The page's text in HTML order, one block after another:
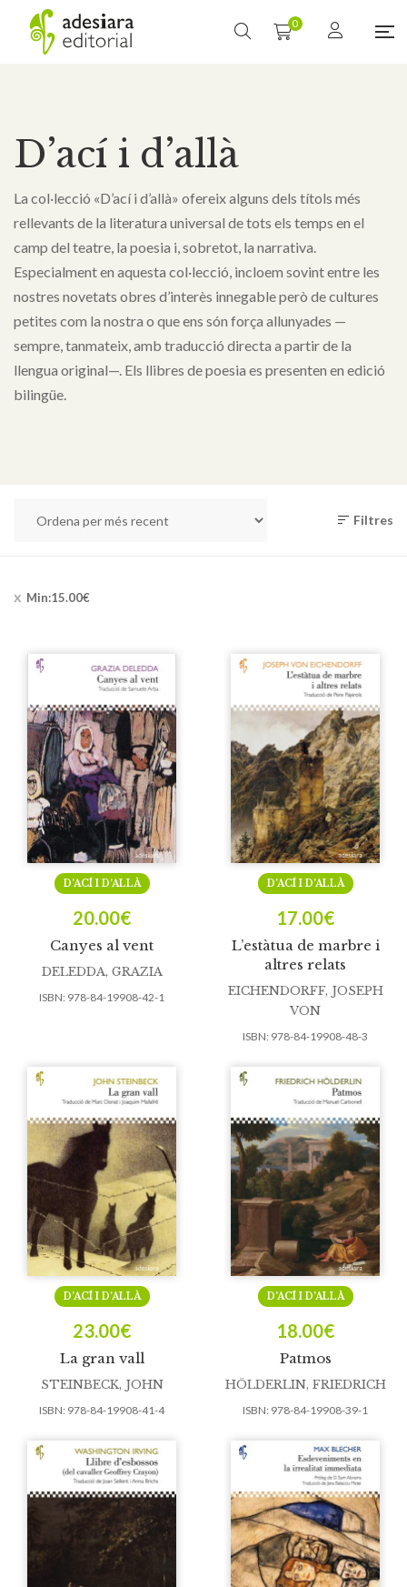
0
D’ací i d’allà
La col·lecció «D’ací i d’allà» ofereix alguns dels títols més
rellevants de la literatura universal de tots els temps en el
camp del teatre, la poesia i, sobretot, la narrativa.
Especialment en aquesta col·lecció, incloem sovint entre les
nostres novetats obres d’interès innegable però de cultures
petites com la nostra o que ens són força allunyades —
sempre, tanmateix, amb traducció directa a partir de la
llengua original—. Els llibres de poesia es presenten en edició
bilingüe.
Filtres
Min:15.00€
Canyes al vent
D’ACÍ I D’ALLÀ
20.00€
DELEDDA, GRAZIA
ISBN: 978-84-19908-42-1
L’estàtua de marbre i
altres relats
D’ACÍ I D’ALLÀ
17.00€
EICHENDORFF, JOSEPH
VON
ISBN: 978-84-19908-48-3
La gran vall
D’ACÍ I D’ALLÀ
23.00€
STEINBECK, JOHN
ISBN: 978-84-19908-41-4
Patmos
D’ACÍ I D’ALLÀ
18.00€
HÖLDERLIN, FRIEDRICH
ISBN: 978-84-19908-39-1